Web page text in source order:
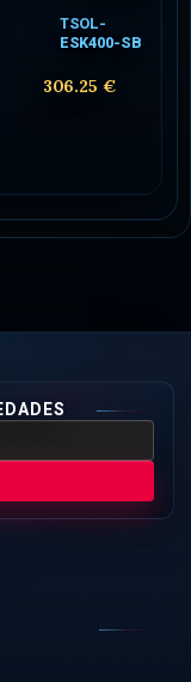
TSOL-
ESK400-SB
306.25 €